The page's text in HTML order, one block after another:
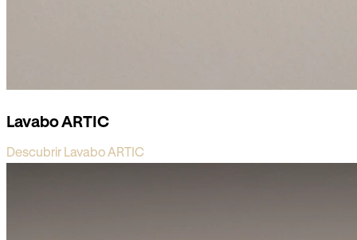
Lavabo ARTIC
Descubrir Lavabo ARTIC